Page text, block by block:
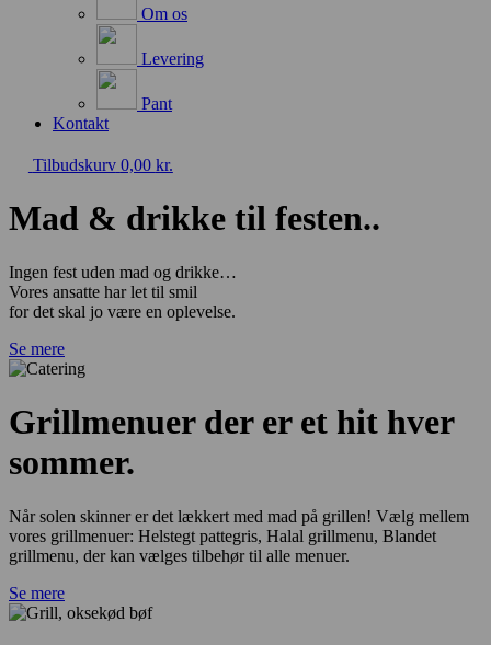
Om os
Levering
Pant
Kontakt
Tilbudskurv 0,00 kr.
Mad & drikke til festen..
Ingen fest uden mad og drikke…
Vores ansatte har let til smil
for det skal jo være en oplevelse.
Se mere
Grillmenuer der er et hit hver
sommer.
Når solen skinner er det lækkert med mad på grillen! Vælg mellem
vores grillmenuer: Helstegt pattegris, Halal grillmenu, Blandet
grillmenu, der kan vælges tilbehør til alle menuer.
Se mere